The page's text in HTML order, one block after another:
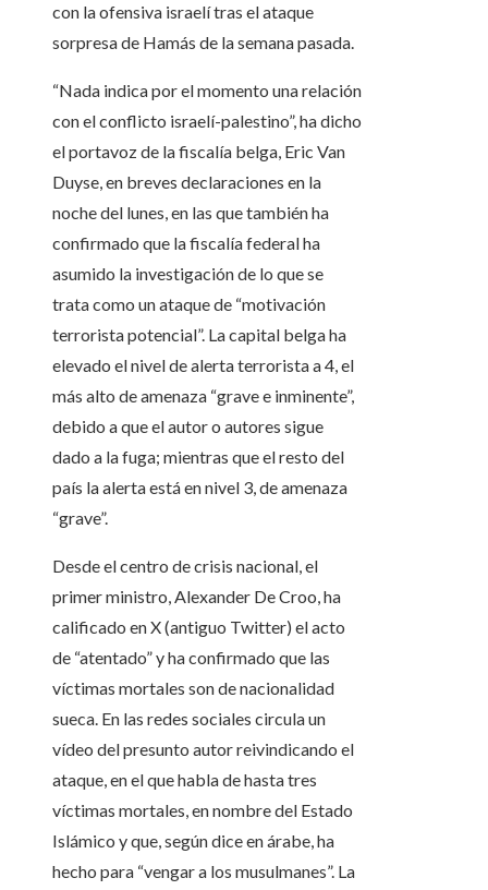
con la ofensiva israelí tras el ataque
sorpresa de Hamás de la semana pasada.
“Nada indica por el momento una relación
con el conflicto israelí-palestino”, ha dicho
el portavoz de la fiscalía belga, Eric Van
Duyse, en breves declaraciones en la
noche del lunes, en las que también ha
confirmado que la fiscalía federal ha
asumido la investigación de lo que se
trata como un ataque de “motivación
terrorista potencial”. La capital belga ha
elevado el nivel de alerta terrorista a 4, el
más alto de amenaza “grave e inminente”,
debido a que el autor o autores sigue
dado a la fuga; mientras que el resto del
país la alerta está en nivel 3, de amenaza
“grave”.
Desde el centro de crisis nacional, el
primer ministro, Alexander De Croo, ha
calificado en X (antiguo Twitter) el acto
de “atentado” y ha confirmado que las
víctimas mortales son de nacionalidad
sueca. En las redes sociales circula un
vídeo del presunto autor reivindicando el
ataque, en el que habla de hasta tres
víctimas mortales, en nombre del Estado
Islámico y que, según dice en árabe, ha
hecho para “vengar a los musulmanes”. La